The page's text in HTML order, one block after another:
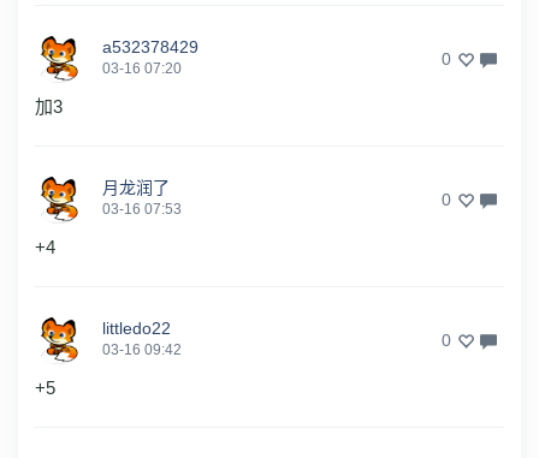
a532378429
03-16 07:20 0
加3
月龙润了
03-16 07:53 0
+4
littledo22
03-16 09:42 0
+5